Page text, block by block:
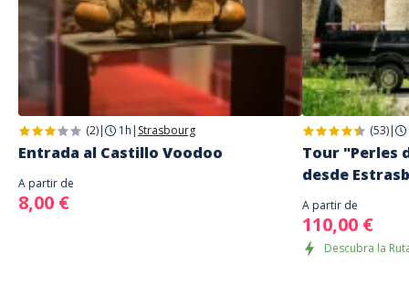
(2)| 1h | Strasbourg
Entrada al Castillo Voodoo
A partir de
8,00 €
(53)|
Tour "Perles
desde
A partir de
110,00 €
Descubra la